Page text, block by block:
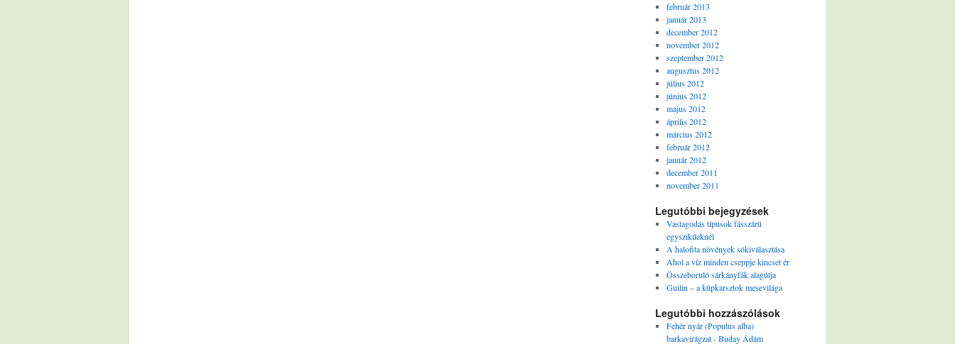
február 2013
január 2013
december 2012
november 2012
szeptember 2012
augusztus 2012
július 2012
június 2012
május 2012
április 2012
március 2012
február 2012
január 2012
december 2011
november 2011
Legutóbbi bejegyzések
Vastagodás típusok fásszárú
egyszikűeknél
A halofita növények sókiválasztása
Ahol a víz minden cseppje kincset ér
Összeboruló sárkányfák alagútja
Guilin – a kúpkarsztok mesevilága
Legutóbbi hozzászólások
Fehér nyár (Populus alba)
barkavirágzat - Buday Ádám